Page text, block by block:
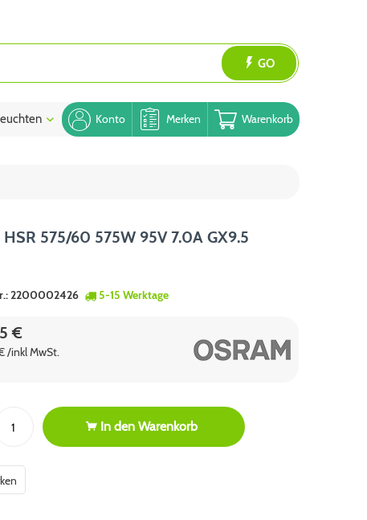
GO
Konto Merken Warenkorb
Blog
HSR 575/60 575W 95V 7.0A GX9.5
2200002426 5-15 Werktage
€
/inkl MwSt.
In den Warenkorb